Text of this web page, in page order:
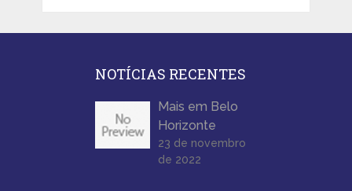
NOTÍCIAS RECENTES
Mais em Belo
Horizonte
23 de novembro
de 2022